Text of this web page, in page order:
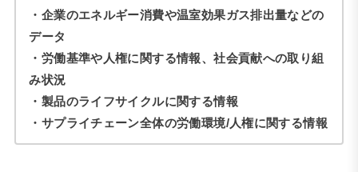
・企業のエネルギー消費や温室効果ガス排出量などの
データ
・労働基準や人権に関する情報、社会貢献への取り組
み状況
・製品のライフサイクルに関する情報
・サプライチェーン全体の労働環境/人権に関する情報